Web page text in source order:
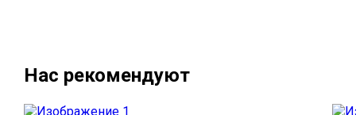
Нас рекомендуют